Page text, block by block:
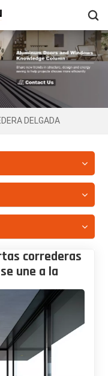
DELGADA
correderas
une a la